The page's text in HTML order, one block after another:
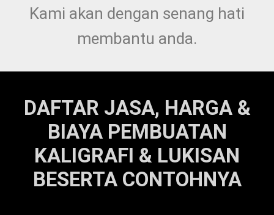
Kami akan dengan senang hati
membantu anda.
DAFTAR JASA, HARGA &
BIAYA PEMBUATAN
KALIGRAFI & LUKISAN
BESERTA CONTOHNYA